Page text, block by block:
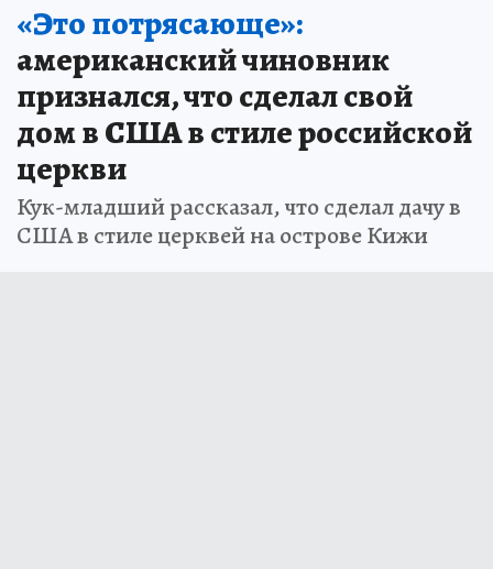
«Это потрясающе»:
американский чиновник
признался, что сделал свой
дом в США в стиле российской
церкви
Кук-младший рассказал, что сделал дачу в
США в стиле церквей на острове Кижи